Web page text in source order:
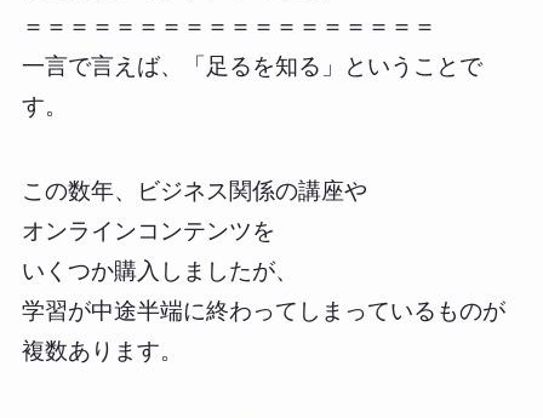
＝＝＝＝＝＝＝＝＝＝＝＝＝＝＝＝＝＝
一言で言えば、「足るを知る」ということで
す。
この数年、ビジネス関係の講座や
オンラインコンテンツを
いくつか購入しましたが、
学習が中途半端に終わってしまっているものが
複数あります。